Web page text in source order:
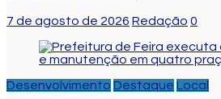
7 de agosto de 2026 Redação 0
Desenvolvimento Destaque Local